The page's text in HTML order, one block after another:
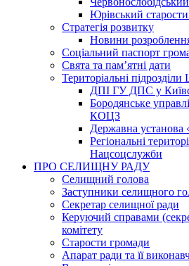
Юрівський
Стратегія розвитку
Новини розроблення
Соціальний паспорт
Свята та пам’ятні дати
Територіальні
ДПІ ГУ ДПС у
Бородянське
КОЦЗ
Державна установа
Регіональні
Нацсоцслужби
ПРО СЕЛИЩНУ РАДУ
Селищний голова
Заступники селищного
Секретар селищної ради
Керуючий справами
комітету
Старости громади
Апарат ради та її